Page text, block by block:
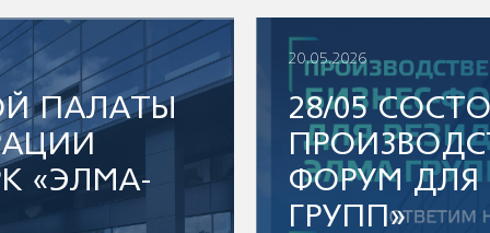
СОЗДАНИЯ
ПАЛАТЫ
«ЭЛМА-
20.05.2026
28/05
ФОРУМ ДЛЯ
ГРУПП»